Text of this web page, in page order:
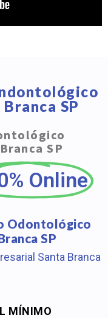
SP
SP
Online
Odontológico
SP
Santa Branca
MÍNIMO